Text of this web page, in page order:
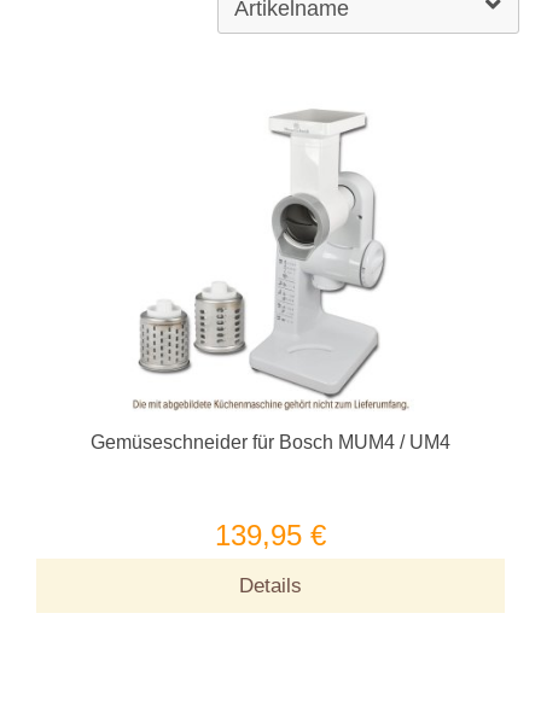
Gemüseschneider für Bosch MUM4 / UM4
139,95 €
Details